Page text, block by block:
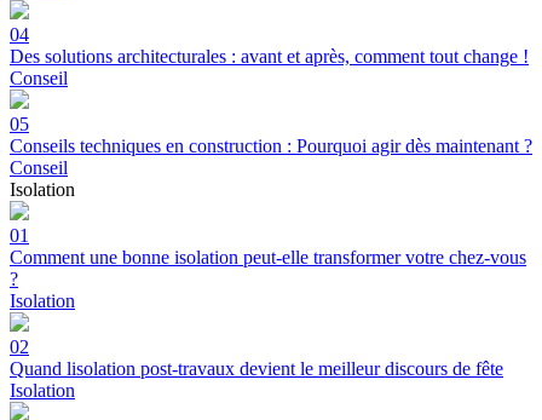
04
Des solutions architecturales : avant et après, comment tout change !
Conseil
05
Conseils techniques en construction : Pourquoi agir dès maintenant ?
Conseil
Isolation
01
Comment une bonne isolation peut-elle transformer votre chez-vous
?
Isolation
02
Quand lisolation post-travaux devient le meilleur discours de fête
Isolation